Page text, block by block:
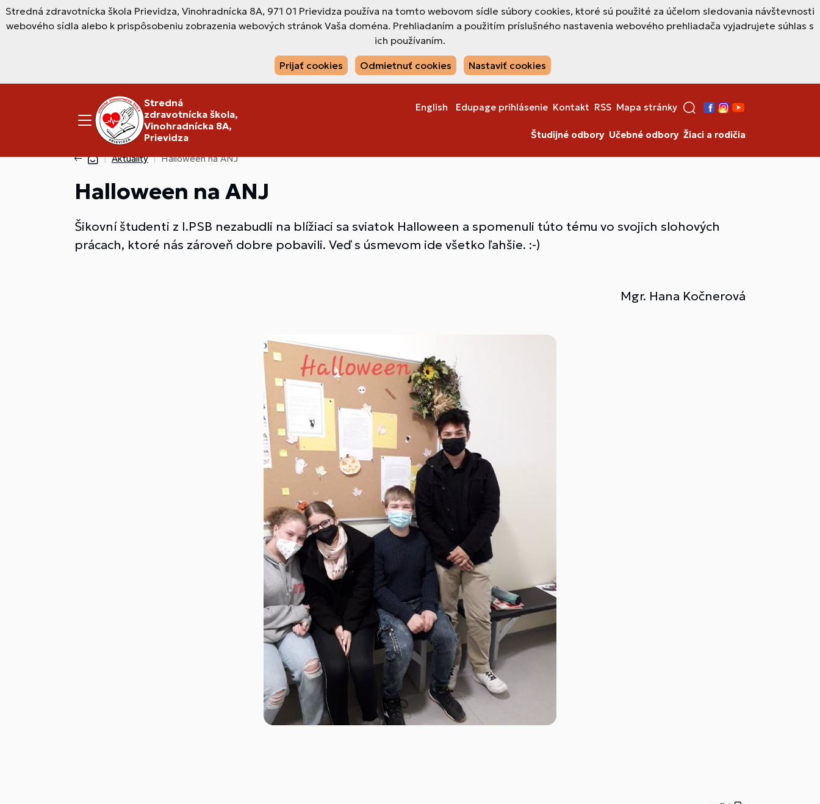
Stredná zdravotnícka škola Prievidza, Vinohradnícka 8A, 971 01 Prievidza používa na tomto webovom sídle súbory cookies, ktoré sú použité za účelom sledovania návštevnosti
webového sídla alebo k prispôsobeniu zobrazenia webových stránok Vaša doména. Prehliadaním a použitím príslušného nastavenia webového prehliadača vyjadrujete súhlas s
ich používaním.
Prijať cookies Odmietnuť cookies Nastaviť cookies
Stredná
zdravotnícka škola,
Vinohradnícka 8A,
Prievidza
English Edupage prihlásenie Kontakt RSS Mapa stránky
Facebook
Instagram
YouTube
Študijné odbory Učebné odbory Žiaci a rodičia
Aktuality Halloween na ANJ
Halloween na ANJ
Šikovní študenti z I.PSB nezabudli na blížiaci sa sviatok Halloween a spomenuli túto tému vo svojich slohových
prácach, ktoré nás zároveň dobre pobavili. Veď s úsmevom ide všetko ľahšie. :-)
Mgr. Hana Kočnerová